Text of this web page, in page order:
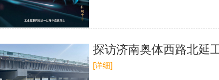
探访济南奥体西路北延
[详细]